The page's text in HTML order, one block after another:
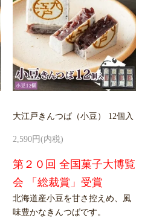
大江戸きんつば（小豆） 12個入
2,590円(内税)
第２０回 全国菓子大博覧
会 「総裁賞」受賞
北海道産小豆を甘さ控えめ、風
味豊かなきんつばです。